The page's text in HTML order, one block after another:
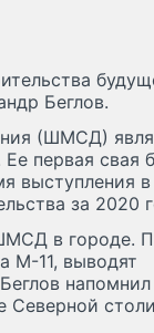
Беглов.
(ШМСД)
первая свая
выступления
за 2020
в городе.
М-11, выводят
Северной